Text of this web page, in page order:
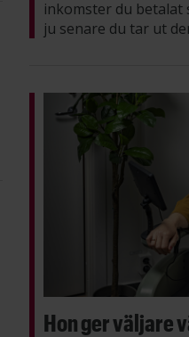
inkomster du
ju senare du tar ut
Hon ger väljare